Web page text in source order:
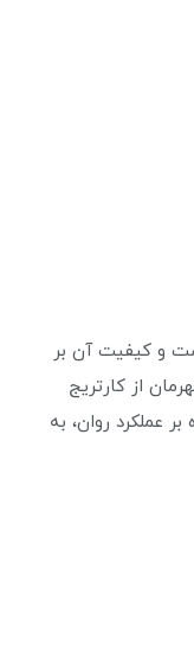
و کیفیت آن بر
از کارتریج
عملکرد روان، به